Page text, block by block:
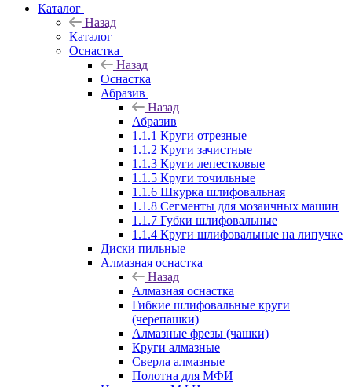
Каталог
Назад
Каталог
Оснастка
Назад
Оснастка
Абразив
Назад
Абразив
1.1.1 Круги отрезные
1.1.2 Круги зачистные
1.1.3 Круги лепестковые
1.1.5 Круги точильные
1.1.6 Шкурка шлифовальная
1.1.8 Сегменты для мозаичных машин
1.1.7 Губки шлифовальные
1.1.4 Круги шлифовальные на липучке
Диски пильные
Алмазная оснастка
Назад
Алмазная оснастка
Гибкие шлифовальные круги
(черепашки)
Алмазные фрезы (чашки)
Круги алмазные
Сверла алмазные
Полотна для МФИ